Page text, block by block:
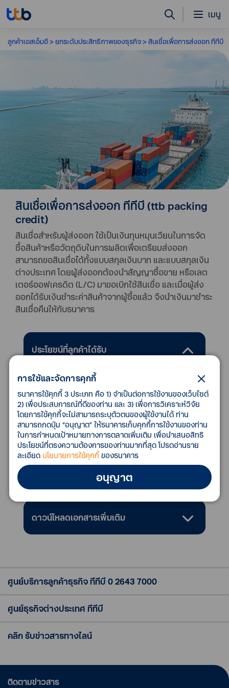
เมนู
ลูกค้าเอสเอ็มอี ยกระดับประสิทธิภาพของธุรกิจ สินเชื่อเพื่อการส่งออก ทีทีบี
สินเชื่อเพื่อการส่งออก ทีทีบี (ttb packing
credit)
สินเชื่อสำหรับผู้ส่งออก ใช้เป็นเงินทุนหมุนเวียนในการจัด
ซื้อสินค้าหรือวัตถุดิบในการผลิตเพื่อเตรียมส่งออก
สามารถขอสินเชื่อได้ทั้งแบบสกุลเงินบาท และแบบสกุลเงิน
ต่างประเทศ โดยผู้ส่งออกต้องนำสัญญาซื้อขาย หรือเลต
เตอร์ออฟเครดิต (L/C) มาขอเบิกใช้สินเชื่อ และเมื่อผู้ส่ง
ออกได้รับเงินชำระค่าสินค้าจากผู้ซื้อแล้ว จึงนำเงินมาชำระ
สินเชื่อคืนให้กับธนาคาร
ประโยชน์ที่ลูกค้าได้รับ
ลดปัญหาการขาดสภาพคล่องเนื่องจากเงิน
ทุนหมุนเวียนไม่เพียงพอ ช่วยอำนวยความ
สะดวกให้กับลูกค้าในการนำเงินไปใช้ในการสั่ง
ซื้อวัตถุดิบและสินค้า
เพื่อใช้ในการผลิตสินค้าส่งออก
คุณสมบัติของลูกค้า
ดาวน์โหลดเอกสารเพิ่มเติม
การใช้และจัดการคุกกี้
ธนาคารใช้คุกกี้ 3 ประเภท คือ 1) จำเป็นต่อการใช้งานของเว็บไซต์
2) เพื่อประสบการณ์ที่ดีของท่าน และ 3) เพื่อการวิเคราะห์วิจัย
โดยการใช้คุกกี้จะไม่สามารถระบุตัวตนของผู้ใช้งานได้ ท่าน
สามารถกดปุ่ม “อนุญาต” ให้ธนาคารเก็บคุกกี้การใช้งานของท่าน
ในการกำหนดเป้าหมายทางการตลาดเพิ่มเติม เพื่อนำเสนอสิทธิ
ประโยชน์ที่ตรงความต้องการของท่านมากที่สุด โปรดอ่านราย
ละเอียด นโยบายการใช้คุกกี้ของธนาคาร
อนุญาต
ศูนย์บริการลูกค้าธุรกิจ ทีทีบี 0 2643 7000
ศูนย์ธุรกิจต่างประเทศ ทีทีบี
คลิก รับข่าวสารทางไลน์
ติดตามข่าวสาร